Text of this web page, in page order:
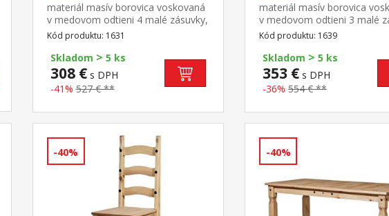
materiál masív borovica voskovaná
v medovom odtieni 4 malé zásuvky,
1 dvierka, kovové ozdobné
úchytky možné doplniť nadstavcom
Corona 16463 súčasť zostavy
Corona
Kód produktu: 1631
Skladom > 5 ks
308 €s DPH
-41% 527 € **
materiál masív borovica
v medovom odtieni 3 malé
3 dvierka, 1 polica, kovové
úchytky vhodný doplnok
CORONA 16465 súčasť
Corona
Kód produktu: 1639
Skladom > 5 ks
353 € s DPH
-36% 554 € **
-40% -40%